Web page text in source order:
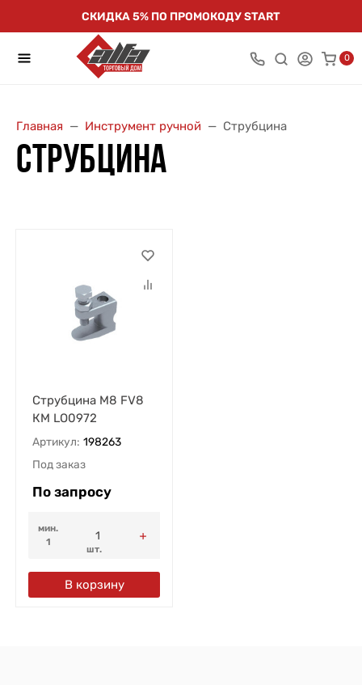
СКИДКА 5% ПО ПРОМОКОДУ START
0
Главная Инструмент ручной Струбцина
СТРУБЦИНА
Струбцина М8 FV8
КМ LO0972
Артикул: 198263
Под заказ
По запросу
мин.
1
шт.
В корзину